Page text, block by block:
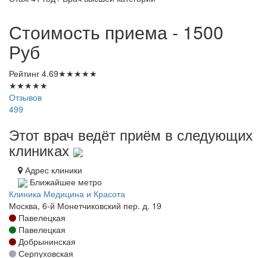
Стоимость приема - 1500
Руб
Рейтинг 4.69★★★★★
★★★★★
Отзывов
499
Этот врач ведёт приём в следующих
клиниках
Адрес клиники
Ближайшее метро
Клиника Медицина и Красота
Москва, 6-й Монетчиковский пер. д. 19
Павелецкая
Павелецкая
Добрынинская
Серпуховская